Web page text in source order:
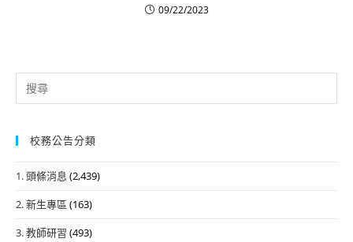
09/22/2023
Search
for:
校務公告分類
1. 頭條消息 (2,439)
2. 新生專區 (163)
3. 教師研習 (493)